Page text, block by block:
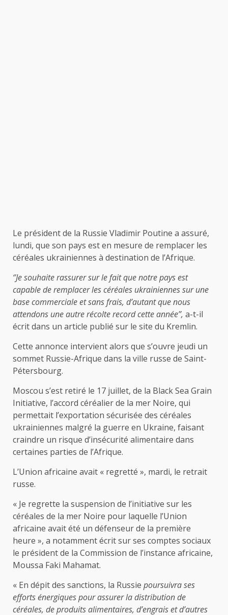
Le président de la Russie Vladimir Poutine a assuré,
lundi, que son pays est en mesure de remplacer les
céréales ukrainiennes à destination de l’Afrique.
‘’Je souhaite rassurer sur le fait que notre pays est
capable de remplacer les céréales ukrainiennes sur une
base commerciale et sans frais, d’autant que nous
attendons une autre récolte record cette année’’, a-t-il
écrit dans un article publié sur le site du Kremlin.
Cette annonce intervient alors que s’ouvre jeudi un
sommet Russie-Afrique dans la ville russe de Saint-
Pétersbourg.
Moscou s’est retiré le 17 juillet, de la Black Sea Grain
Initiative, l’accord céréalier de la mer Noire, qui
permettait l’exportation sécurisée des céréales
ukrainiennes malgré la guerre en Ukraine, faisant
craindre un risque d’insécurité alimentaire dans
certaines parties de l’Afrique.
L’Union africaine avait « regretté », mardi, le retrait
russe.
« Je regrette la suspension de l’initiative sur les
céréales de la mer Noire pour laquelle l’Union
africaine avait été un défenseur de la première
heure », a notamment écrit sur ses comptes sociaux
le président de la Commission de l’instance africaine,
Moussa Faki Mahamat.
« En dépit des sanctions, la Russie poursuivra ses
efforts énergiques pour assurer la distribution de
céréales, de produits alimentaires, d’engrais et d’autres